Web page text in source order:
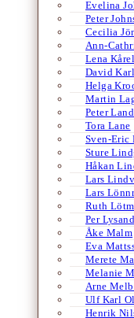
Evelina
Peter
Cecilia
Ann-
Lena
David
Helga
Martin
Peter
Tora Lane
Sven-Eric
Sture
Håkan
Lars
Lars
Ruth
Per
Åke Malm
Eva
Merete
Melanie
Arne
Ulf Karl
Henrik